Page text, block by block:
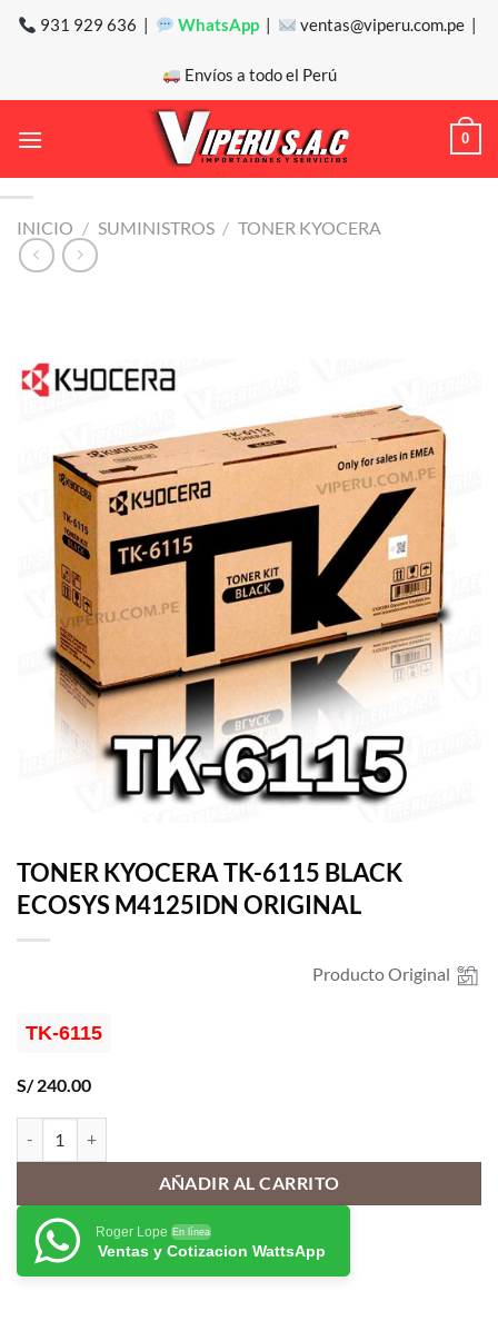
Saltar
931 929 636 | WhatsApp | ventas@viperu.com.pe |
Envíos a todo el Perú
0
INICIO / SUMINISTROS / TONER KYOCERA
TONER KYOCERA TK-6115 BLACK
ECOSYS M4125IDN ORIGINAL
Producto Original
TK-6115
S/240.00
AÑADIR AL CARRITO
Roger Lope En línea
Ventas y Cotizacion WattsApp